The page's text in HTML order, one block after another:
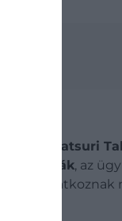
nő, Matsuri
vonták, az
mutatkoznak